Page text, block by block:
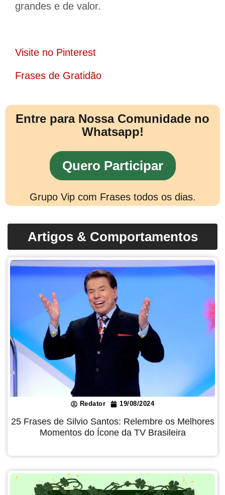
grandes e de valor.
Visite no Pinterest
Frases de Gratidão
Entre para Nossa Comunidade no
Whatsapp!
Quero Participar
Grupo Vip com Frases todos os dias.
Artigos & Comportamentos
Redator 19/08/2024
25 Frases de Silvio Santos: Relembre os Melhores
Momentos do Ícone da TV Brasileira